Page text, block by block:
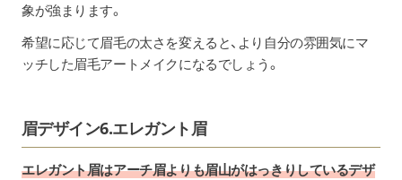
象が強まります。
希望に応じて眉毛の太さを変えると、より自分の雰囲気にマ
ッチした眉毛アートメイクになるでしょう。
眉デザイン6.エレガント眉
エレガント眉はアーチ眉よりも眉山がはっきりしているデザ